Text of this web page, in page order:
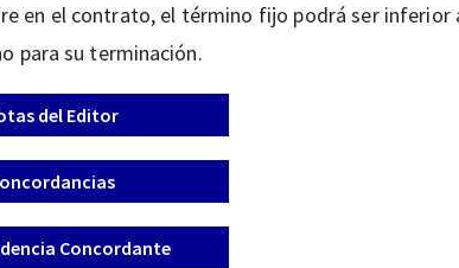
en el contrato, el término fijo podrá ser inferior
para su terminación.
del Editor
Concordante